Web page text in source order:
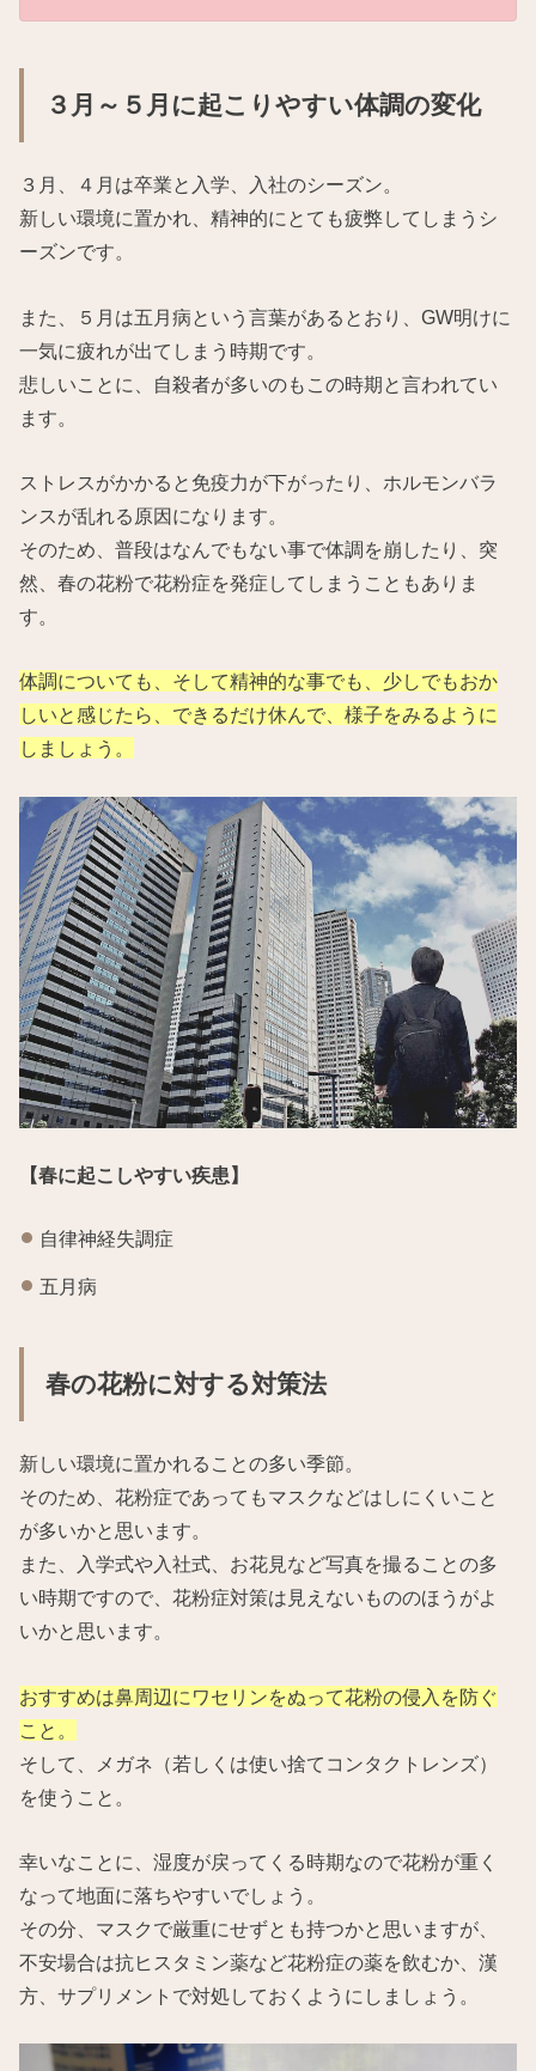
３月～５月に起こりやすい体調の変化
３月、４月は卒業と入学、入社のシーズン。
新しい環境に置かれ、精神的にとても疲弊してしまうシ
ーズンです。
また、５月は五月病という言葉があるとおり、GW明けに
一気に疲れが出てしまう時期です。
悲しいことに、自殺者が多いのもこの時期と言われてい
ます。
ストレスがかかると免疫力が下がったり、ホルモンバラ
ンスが乱れる原因になります。
そのため、普段はなんでもない事で体調を崩したり、突
然、春の花粉で花粉症を発症してしまうこともありま
す。
体調についても、そして精神的な事でも、少しでもおか
しいと感じたら、できるだけ休んで、様子をみるように
しましょう。
【春に起こしやすい疾患】
自律神経失調症
五月病
春の花粉に対する対策法
新しい環境に置かれることの多い季節。
そのため、花粉症であってもマスクなどはしにくいこと
が多いかと思います。
また、入学式や入社式、お花見など写真を撮ることの多
い時期ですので、花粉症対策は見えないもののほうがよ
いかと思います。
おすすめは鼻周辺にワセリンをぬって花粉の侵入を防ぐ
こと。
そして、メガネ（若しくは使い捨てコンタクトレンズ）
を使うこと。
幸いなことに、湿度が戻ってくる時期なので花粉が重く
なって地面に落ちやすいでしょう。
その分、マスクで厳重にせずとも持つかと思いますが、
不安場合は抗ヒスタミン薬など花粉症の薬を飲むか、漢
方、サプリメントで対処しておくようにしましょう。